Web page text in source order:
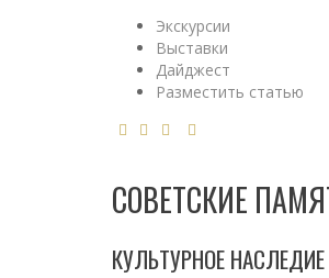
Экскурсии
Выставки
Дайджест
Разместить статью
СОВЕТСКИЕ
КУЛЬТУРНОЕ